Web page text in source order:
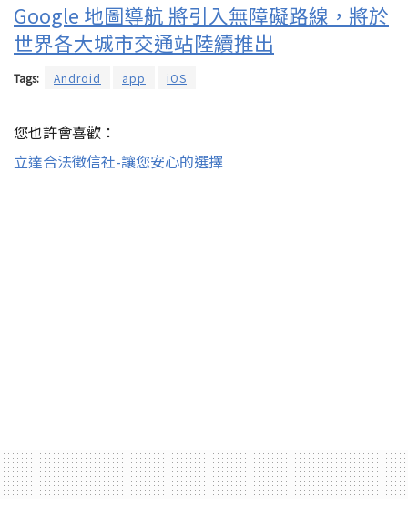
Google 地圖導航 將引入無障礙路線，將於
世界各大城市交通站陸續推出
Tags: Android app iOS
您也許會喜歡：
立達合法徵信社-讓您安心的選擇